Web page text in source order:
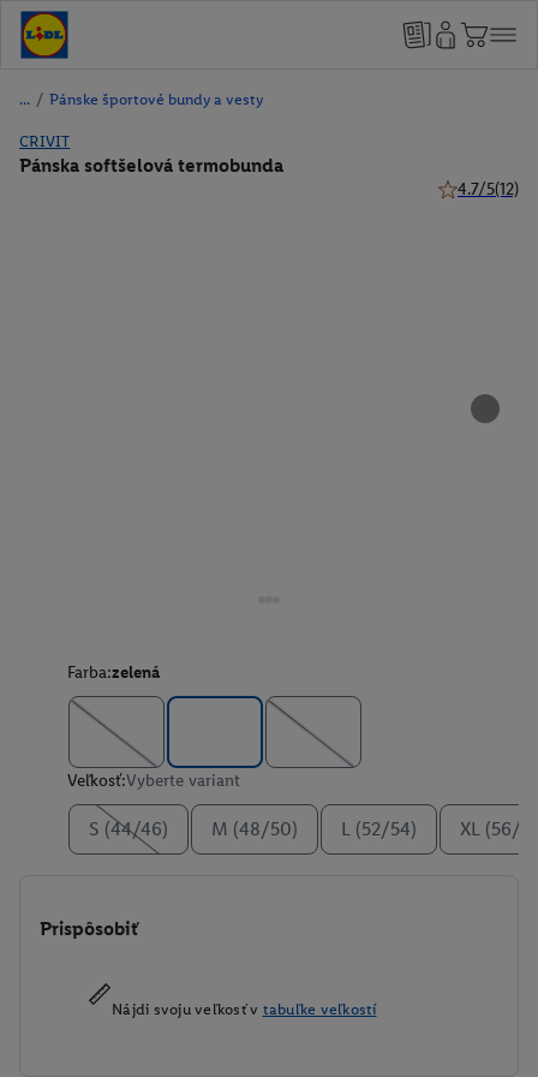
/ Pánske športové bundy a vesty
CRIVIT
Pánska softšelová termobunda
4.7/5(12)
Farba:zelená
Veľkosť:Vyberte variant
S (44/46) M (48/50) L (52/54) XL (56/
Prispôsobiť
Nájdi svoju veľkosť v tabuľke veľkostí